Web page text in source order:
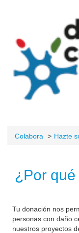
Colabora Hazte
¿Por
Tu donación nos
personas con daño
nuestros proyectos